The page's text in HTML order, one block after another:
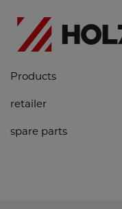
Products
retailer
spare parts